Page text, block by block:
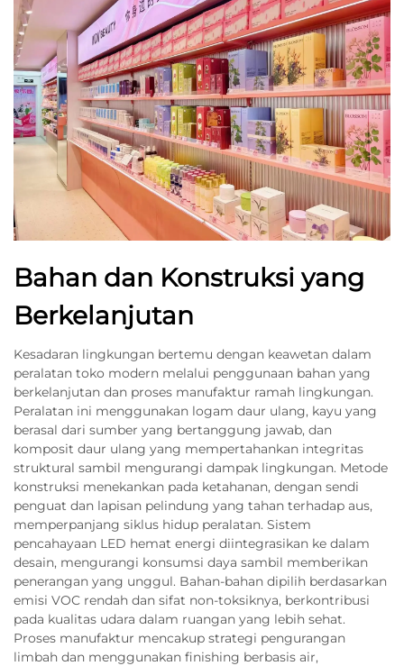
Bahan dan Konstruksi yang
Berkelanjutan
Kesadaran lingkungan bertemu dengan keawetan dalam
peralatan toko modern melalui penggunaan bahan yang
berkelanjutan dan proses manufaktur ramah lingkungan.
Peralatan ini menggunakan logam daur ulang, kayu yang
berasal dari sumber yang bertanggung jawab, dan
komposit daur ulang yang mempertahankan integritas
struktural sambil mengurangi dampak lingkungan. Metode
konstruksi menekankan pada ketahanan, dengan sendi
penguat dan lapisan pelindung yang tahan terhadap aus,
memperpanjang siklus hidup peralatan. Sistem
pencahayaan LED hemat energi diintegrasikan ke dalam
desain, mengurangi konsumsi daya sambil memberikan
penerangan yang unggul. Bahan-bahan dipilih berdasarkan
emisi VOC rendah dan sifat non-toksiknya, berkontribusi
pada kualitas udara dalam ruangan yang lebih sehat.
Proses manufaktur mencakup strategi pengurangan
limbah dan menggunakan finishing berbasis air,